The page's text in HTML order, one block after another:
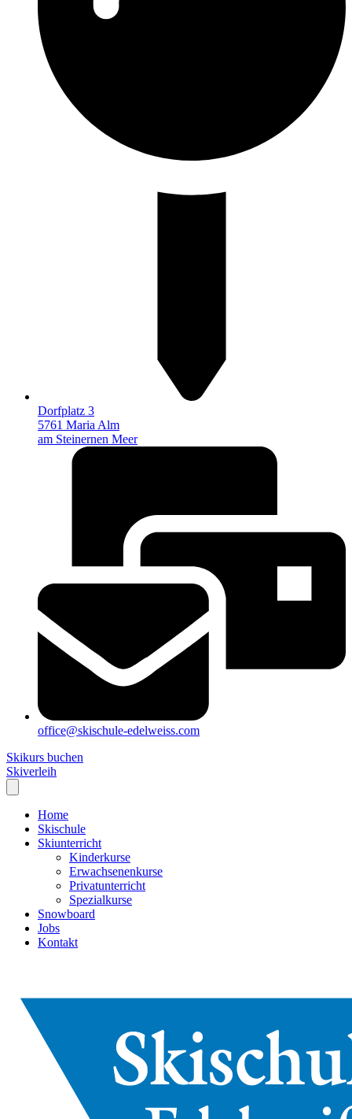
Dorfplatz 3
5761 Maria Alm
am Steinernen Meer
office@skischule-edelweiss.com
Skikurs buchen
Skiverleih
Home
Skischule
Skiunterricht
Kinderkurse
Erwachsenenkurse
Privatunterricht
Spezialkurse
Snowboard
Jobs
Kontakt